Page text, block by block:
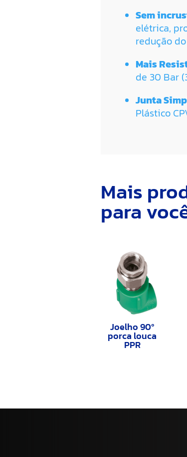
Sem
elétrica,
redução
Mais
de 30 Bar
Junta
Plástico
Mais
para
Joelho 90º
porca louca
PPR